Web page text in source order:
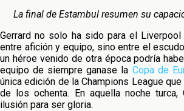
La final de Estambul resumen su
Gerrard no solo ha sido para el
entre afición y equipo, sino entre el
un héroe venido de otra época podría
equipo de siempre ganase la Copa de
única edición de la Champions League
de los ochenta. En aquella noche
ilusión para ser gloria.